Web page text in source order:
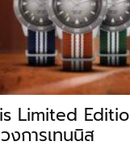
Limited
งการเทนนิส